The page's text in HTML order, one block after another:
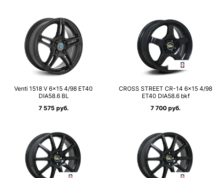
Venti 1518 V 6×15 4/98 ET40
DIA58.6 BL
7 575 руб.
CROSS STREET CR-14 6×15 4/98
ET40 DIA58.6 bkf
7 700 руб.